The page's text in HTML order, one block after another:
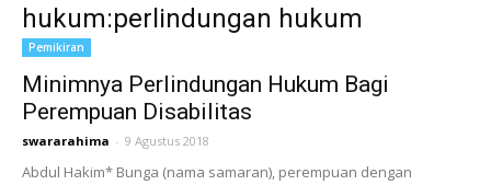
hukum:perlindungan hukum
Pemikiran
Minimnya Perlindungan Hukum Bagi
Perempuan Disabilitas
swararahima - 9 Agustus 2018
Abdul Hakim* Bunga (nama samaran), perempuan dengan